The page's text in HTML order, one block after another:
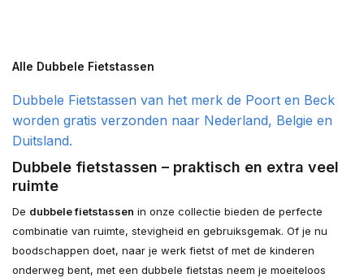
Alle Dubbele Fietstassen
Dubbele Fietstassen van het merk de Poort en Beck
worden gratis verzonden naar Nederland, Belgie en
Duitsland.
Dubbele fietstassen – praktisch en extra veel
ruimte
De dubbele fietstassen in onze collectie bieden de perfecte
combinatie van ruimte, stevigheid en gebruiksgemak. Of je nu
boodschappen doet, naar je werk fietst of met de kinderen
onderweg bent, met een dubbele fietstas neem je moeiteloos